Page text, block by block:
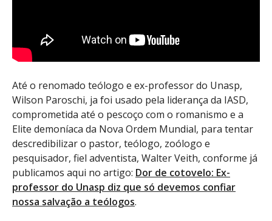
Até o renomado teólogo e ex-professor do Unasp,
Wilson Paroschi, ja foi usado pela liderança da IASD,
comprometida até o pescoço com o romanismo e a
Elite demoníaca da Nova Ordem Mundial, para tentar
descredibilizar o pastor, teólogo, zoólogo e
pesquisador, fiel adventista, Walter Veith, conforme já
publicamos aqui no artigo: Dor de cotovelo: Ex-
professor do Unasp diz que só devemos confiar
nossa salvação a teólogos.